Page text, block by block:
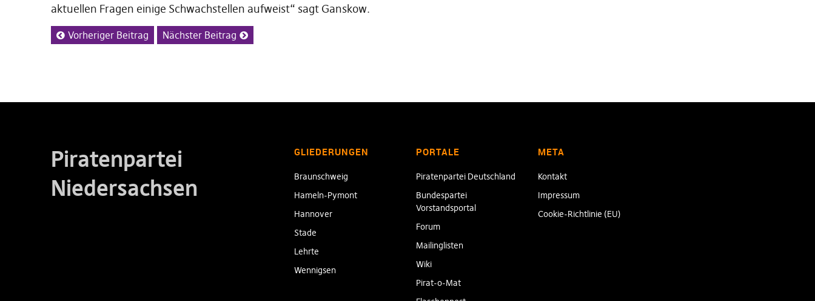
aktuellen Fragen einige Schwachstellen aufweist“ sagt Ganskow.
Vorheriger Beitrag Nächster Beitrag
Piratenpartei
Niedersachsen
GLIEDERUNGEN
Braunschweig
Hameln-Pymont
Hannover
Stade
Lehrte
Wennigsen
PORTALE
Piratenpartei Deutschland
Bundespartei
Vorstandsportal
Forum
Mailinglisten
Wiki
Pirat-o-Mat
META
Kontakt
Impressum
Cookie-Richtlinie (EU)